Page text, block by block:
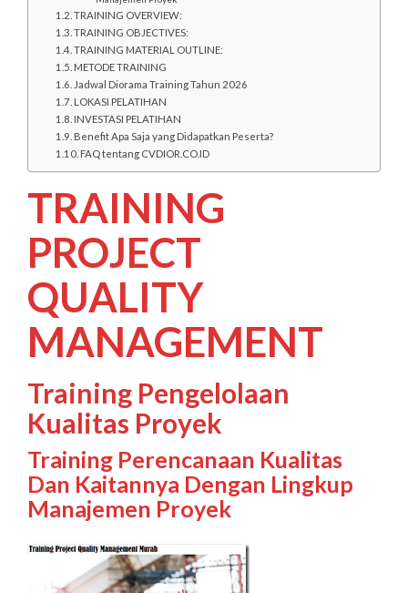
TRAINING OVERVIEW:
TRAINING OBJECTIVES:
TRAINING MATERIAL OUTLINE:
METODE TRAINING
Jadwal Diorama Training Tahun 2026
LOKASI PELATIHAN
INVESTASI PELATIHAN
Benefit Apa Saja yang Didapatkan Peserta?
FAQ tentang CVDIOR.CO.ID
TRAINING
PROJECT
QUALITY
MANAGEMENT
Training Pengelolaan
Kualitas Proyek
Training Perencanaan Kualitas
Dan Kaitannya Dengan Lingkup
Manajemen Proyek